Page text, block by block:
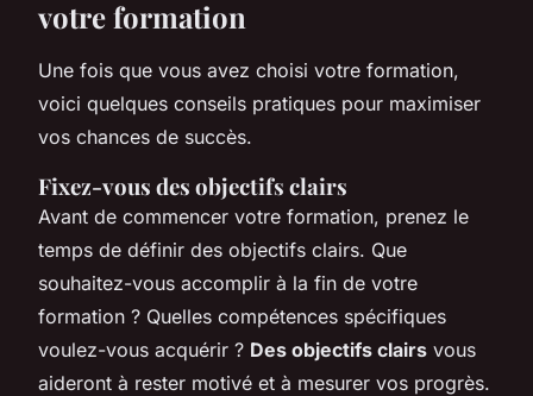
votre formation
Une fois que vous avez choisi votre formation,
voici quelques conseils pratiques pour maximiser
vos chances de succès.
Fixez-vous des objectifs clairs
Avant de commencer votre formation, prenez le
temps de définir des objectifs clairs. Que
souhaitez-vous accomplir à la fin de votre
formation ? Quelles compétences spécifiques
voulez-vous acquérir ? Des objectifs clairs vous
aideront à rester motivé et à mesurer vos progrès.